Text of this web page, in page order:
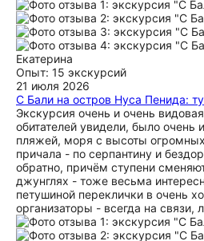
Екатерина
Опыт: 15 экскурсий
21 июля 2026
С Бали на остров Нуса Пенида:
Экскурсия очень и очень
обитателей увидели, было
пляжей, моря с высоты
причала - по серпантину и
обратно, причём ступени
джунглях - тоже весьма
петушиной переклички в очень
организаторы - всегда на